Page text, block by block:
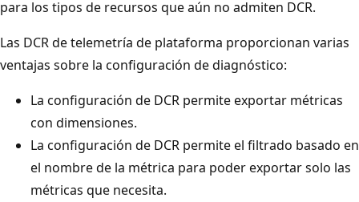
para los tipos de recursos que aún no admiten DCR.
Las DCR de telemetría de plataforma proporcionan varias
ventajas sobre la configuración de diagnóstico:
La configuración de DCR permite exportar métricas
con dimensiones.
La configuración de DCR permite el filtrado basado en
el nombre de la métrica para poder exportar solo las
métricas que necesita.